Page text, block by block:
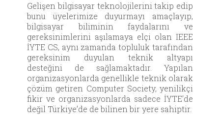
Gelişen bilgisayar teknolojilerini takip edip
bunu üyelerimize duyurmayı amaçlayıp,
bilgisayar biliminin faydalarını ve
gereksinimlerini aşılamaya elçi olan IEEE
İYTE CS, aynı zamanda topluluk tarafından
gereksinim duyulan teknik altyapı
desteğini de sağlamaktadır. Yapılan
organizasyonlarda genellikle teknik olarak
çözüm getiren Computer Society, yenilikçi
fikir ve organizasyonlarda sadece İYTE’de
değil Türkiye’de de bilinen bir yere sahiptir.